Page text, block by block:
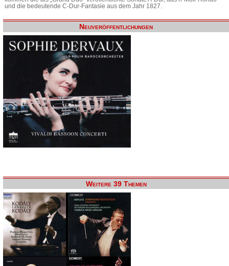
und die bedeutende C-Dur-Fantasie aus dem Jahr 1827.
Neuveröffentlichungen
Weitere 39 Themen